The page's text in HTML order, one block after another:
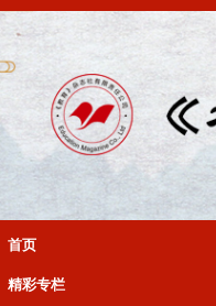
首页
精彩专栏